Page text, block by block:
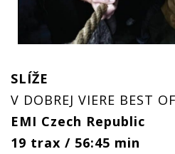
SLÍŽE
V DOBREJ VIERE BEST
EMI Czech Republic
19 trax / 56:45 min